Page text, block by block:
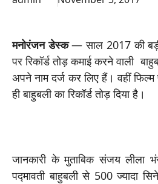
मनोरंजन डेस्क— साल 2017 की
पर रिकॉर्ड तोड़ कमाई करने वाली
अपने नाम दर्ज कर लिए हैं। वहीं
ही बाहुबली का रिकॉर्ड तोड़ दिया है।
जानकारी के मुताबिक संजय लीला
पद्मावती बाहुबली से 500 ज्यादा